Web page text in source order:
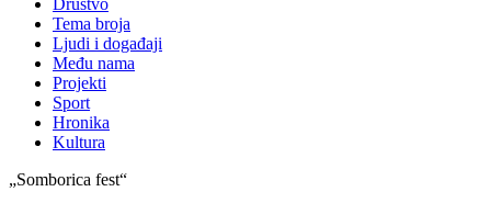
Društvo
Tema broja
Ljudi i događaji
Među nama
Projekti
Sport
Hronika
Kultura
„Somborica fest“